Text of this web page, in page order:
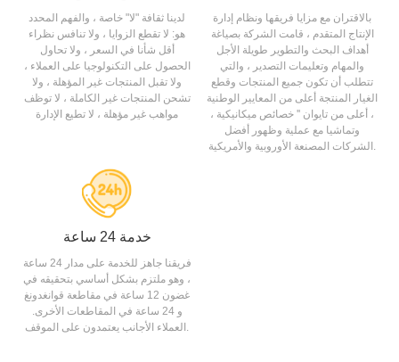
لدينا ثقافة "لا" خاصة ، والفهم المحدد
هو: لا تقطع الزوايا ، ولا تنافس نظراء
أقل شأنا في السعر ، ولا تحاول
الحصول على التكنولوجيا على العملاء ،
ولا تقبل المنتجات غير المؤهلة ، ولا
تشحن المنتجات غير الكاملة ، لا توظف
مواهب غير مؤهلة ، لا تطيع الإدارة
بالاقتران مع مزايا فريقها ونظام إدارة
الإنتاج المتقدم ، قامت الشركة بصياغة
أهداف البحث والتطوير طويلة الأجل
والمهام وتعليمات التصدير ، والتي
تتطلب أن تكون جميع المنتجات وقطع
الغيار المنتجة أعلى من المعايير الوطنية
، أعلى من تايوان '' خصائص ميكانيكية ،
وتماشيا مع عملية وظهور أفضل
الشركات المصنعة الأوروبية والأمريكية.
خدمة 24 ساعة
فريقنا جاهز للخدمة على مدار 24 ساعة
، وهو ملتزم بشكل أساسي بتحقيقه في
غضون 12 ساعة في مقاطعة قوانغدونغ
و 24 ساعة في المقاطعات الأخرى.
العملاء الأجانب يعتمدون على الموقف.